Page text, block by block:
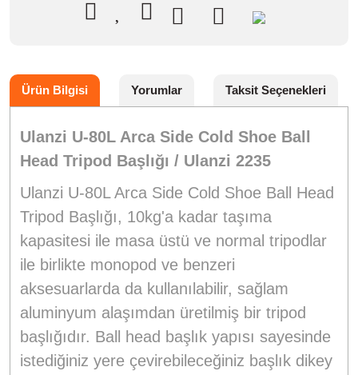
Ürün Bilgisi Yorumlar Taksit Seçenekleri
Ulanzi U-80L Arca Side Cold Shoe Ball
Head Tripod Başlığı / Ulanzi 2235
Ulanzi U-80L Arca Side Cold Shoe Ball Head
Tripod Başlığı, 10kg'a kadar taşıma
kapasitesi ile masa üstü ve normal tripodlar
ile birlikte monopod ve benzeri
aksesuarlarda da kullanılabilir, sağlam
aluminyum alaşımdan üretilmiş bir tripod
başlığıdır. Ball head başlık yapısı sayesinde
istediğiniz yere çevirebileceğiniz başlık dikey